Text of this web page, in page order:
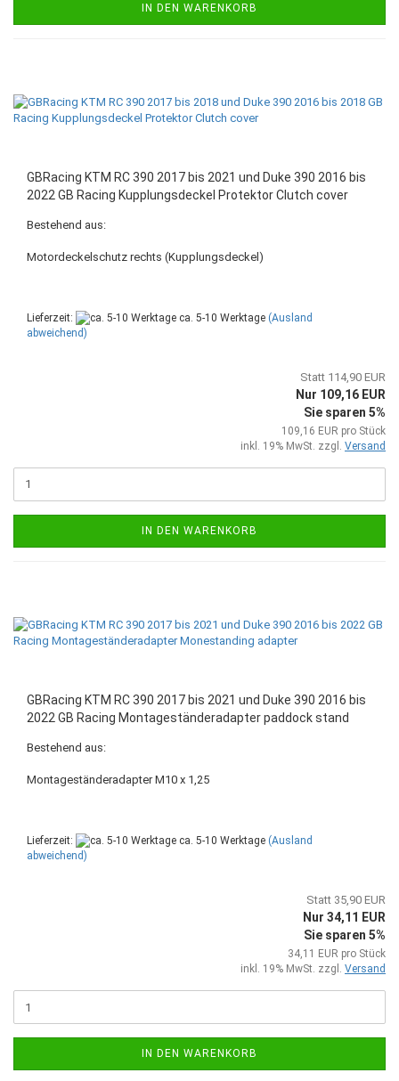
IN DEN WARENKORB
GBRacing KTM RC 390 2017 bis 2021 und Duke 390 2016 bis
2022 GB Racing Kupplungsdeckel Protektor Clutch cover
Bestehend aus:
Motordeckelschutz rechts (Kupplungsdeckel)
Lieferzeit: ca. 5-10 Werktage (Ausland
abweichend)
Statt 114,90 EUR
Nur 109,16 EUR
Sie sparen 5%
109,16 EUR pro Stück
inkl. 19% MwSt. zzgl. Versand
IN DEN WARENKORB
GBRacing KTM RC 390 2017 bis 2021 und Duke 390 2016 bis
2022 GB Racing Montageständeradapter paddock stand
Bestehend aus:
Montageständeradapter M10 x 1,25
Lieferzeit: ca. 5-10 Werktage (Ausland
abweichend)
Statt 35,90 EUR
Nur 34,11 EUR
Sie sparen 5%
34,11 EUR pro Stück
inkl. 19% MwSt. zzgl. Versand
IN DEN WARENKORB